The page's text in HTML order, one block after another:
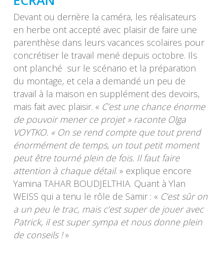
Devant ou derrière la caméra, les réalisateurs
en herbe ont accepté avec plaisir de faire une
parenthèse dans leurs vacances scolaires pour
concrétiser le travail mené depuis octobre. Ils
ont planché sur le scénario et la préparation
du montage, et cela a demandé un peu de
travail à la maison en supplément des devoirs,
mais fait avec plaisir. « C’est une chance énorme
de pouvoir mener ce projet » raconte Olga
VOYTKO. « On se rend compte que tout prend
énormément de temps, un tout petit moment
peut être tourné plein de fois. Il faut faire
attention à chaque détail. » explique encore
Yamina TAHAR BOUDJELTHIA. Quant à Ylan
WEISS qui a tenu le rôle de Samir : « C’est sûr on
a un peu le trac, mais c’est super de jouer avec
Patrick, il est super sympa et nous donne plein
de conseils !»